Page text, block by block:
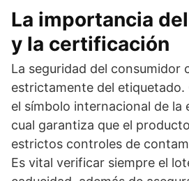
La importancia
y la certificación
La seguridad del consumidor
estrictamente del
el símbolo internacional de la
cual garantiza que el
estrictos controles de
Es vital verificar siempre el